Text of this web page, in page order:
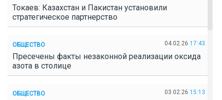
Токаев: Казахстан и Пакистан установили
стратегическое партнерство
ОБЩЕСТВО 04.02.26 17:43
Пресечены факты незаконной реализации оксида
азота в столице
ОБЩЕСТВО 03.02.26 15:13